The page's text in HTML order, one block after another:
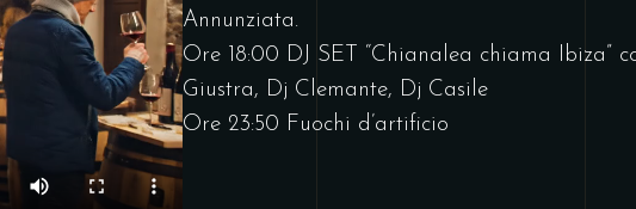
Annunziata.
Ore 18:00 DJ SET “Chianalea chiama Ibiza”
Giustra, Dj Clemante, Dj Casile
Ore 23:50 Fuochi d’artificio